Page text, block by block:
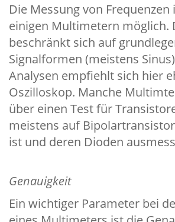
Die Messung von
einigen Multimetern möglich.
beschränkt sich auf
Signalformen (meistens
Analysen empfiehlt sich hier
Oszilloskop. Manche
über einen Test für
meistens auf
ist und deren Dioden
Genauigkeit
Ein wichtiger Parameter bei